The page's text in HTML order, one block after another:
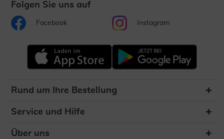
Folgen Sie uns auf
Facebook Instagram
Rund um Ihre Bestellung
Service und Hilfe
Über uns